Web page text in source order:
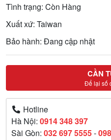
Tình trạng: Còn Hàng
Xuất xứ: Taiwan
Bảo hành: Đang cập nhật
CẦN
Để lại số
Hotline
Hà Nội: 0914 348 397
Sài Gòn: 032 697 5555-